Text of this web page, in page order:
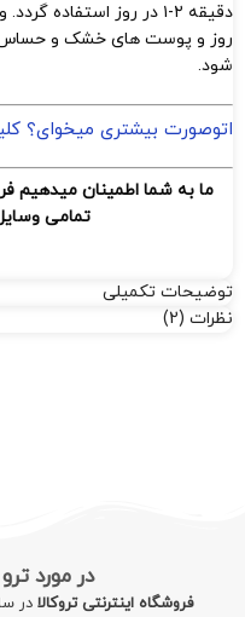
شود.
اتوصورت بیشتری میخوای؟
ما به شما اطمینان میدهیم
تمامی
توضیحات تکمیلی
نظرات (2)
در مورد
فروشگاه اینترنتی تروکالا